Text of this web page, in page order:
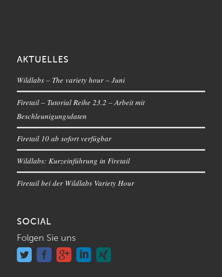
AKTUELLES
Wildlabs – The variety hour – Juni
Firetail – Tutorial Reihe 23.2 – Arbeit mit
Beschleunigungsdaten
Firetail 10 ab sofort verfügbar
Wildlabs: Kurzeinführung in Firetail
Firetail bei der Wildlabs Variety Hour
SOCIAL
Folgen Sie uns